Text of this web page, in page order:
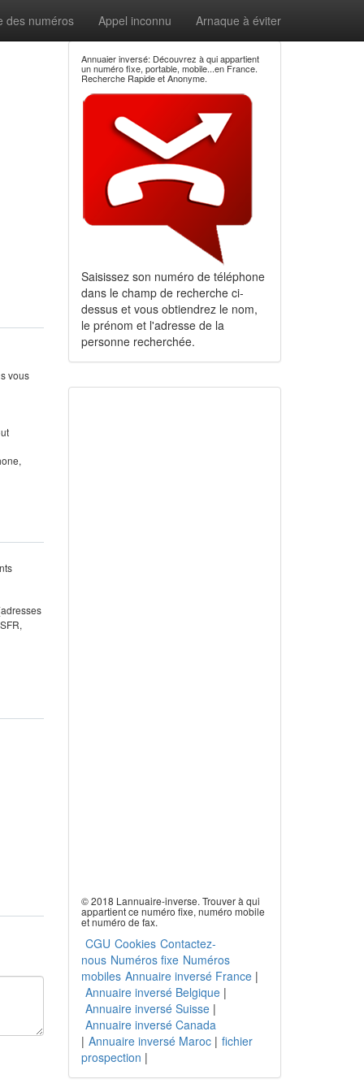
des numéros Appel inconnu Arnaque à éviter
vous
Annuaier inversé: Découvrez à qui appartient
un numéro fixe, portable, mobile...en France.
Recherche Rapide et Anonyme.
Saisissez son numéro de téléphone
dans le champ de recherche ci-
dessus et vous obtiendrez le nom,
le prénom et l'adresse de la
personne recherchée.
© 2018 Lannuaire-inverse. Trouver à qui
appartient ce numéro fixe, numéro mobile
et numéro de fax.
CGU Cookies Contactez-
nous Numéros fixe Numéros
mobiles Annuaire inversé France|
Annuaire inversé Belgique|
Annuaire inversé Suisse|
Annuaire inversé Canada
| Annuaire inversé Maroc| fichier
prospection |